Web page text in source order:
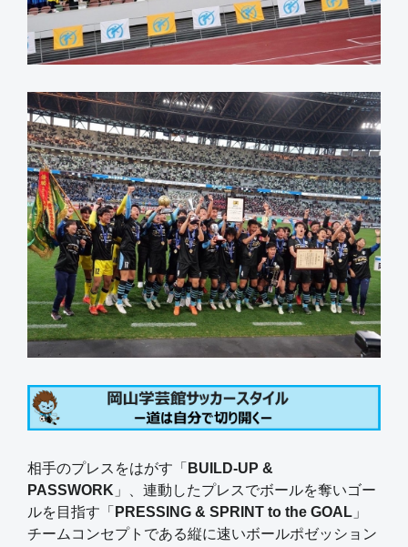
相手のプレスをはがす「 BUILD-UP &
PASSWORK 」、連動したプレスでボールを奪いゴー
ルを目指す「 PRESSING & SPRINT to the GOAL 」
チームコンセプトである縦に速いボールポゼッション